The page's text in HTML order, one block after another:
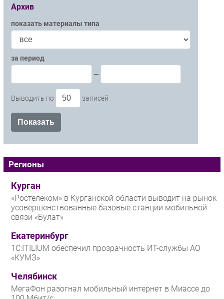
Архив
показать материалы типа
за период
—
Выводить по записей
Регионы
Курган
«Ростелеком» в Курганской области выводит на рынок
усовершенствованные базовые станции мобильной
связи «Булат»
Екатеринбург
1С:ITILIUM обеспечил прозрачность ИТ-службы АО
«КУМЗ»
Челябинск
МегаФон разогнал мобильный интернет в Миассе до